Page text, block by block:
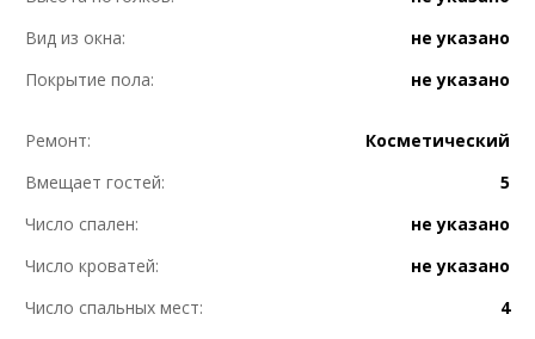
Вид из окна:
не указано
Покрытие пола:
не указано
Ремонт:
Косметический
Вмещает гостей:
5
Число спален:
не указано
Число кроватей:
не указано
Число спальных мест:
4